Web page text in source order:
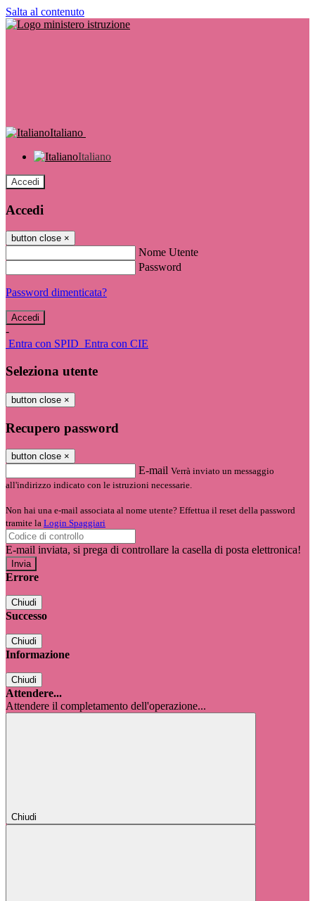
Salta al contenuto
Italiano
Italiano
Accedi
Accedi
button close ×
Nome Utente
Password
Password dimenticata?
-
Entra con SPID Entra con CIE
Seleziona utente
button close ×
Recupero password
button close ×
E-mail Verrà inviato un messaggio
all'indirizzo indicato con le istruzioni necessarie.
Non hai una e-mail associata al nome utente? Effettua il reset della password
tramite la Login Spaggiari
E-mail inviata, si prega di controllare la casella di posta elettronica!
Errore
Chiudi
Successo
Chiudi
Informazione
Chiudi
Attendere...
Attendere il completamento dell'operazione...
Chiudi